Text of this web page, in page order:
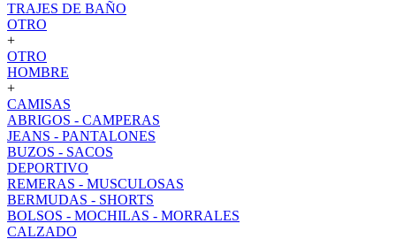
TRAJES DE BAÑO
OTRO
+
OTRO
HOMBRE
+
CAMISAS
ABRIGOS - CAMPERAS
JEANS - PANTALONES
BUZOS - SACOS
DEPORTIVO
REMERAS - MUSCULOSAS
BERMUDAS - SHORTS
BOLSOS - MOCHILAS - MORRALES
CALZADO